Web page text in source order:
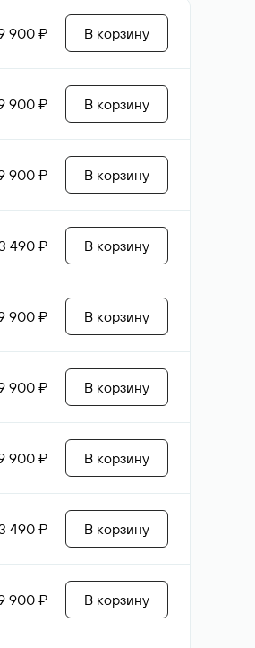
900 ₽ В корзину
900 ₽ В корзину
900 ₽ В корзину
490 ₽ В корзину
900 ₽ В корзину
900 ₽ В корзину
900 ₽ В корзину
490 ₽ В корзину
900 ₽ В корзину